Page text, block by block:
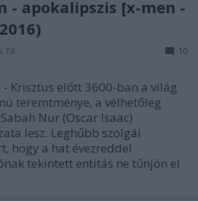
- apokalipszis [x-men -
19. 10
- Krisztus előtt 3600-ban a világ
teremtménye, a vélhetőleg
Nur (Oscar Isaac)
lesz. Leghűbb szolgái
hogy a hat évezreddel
tekintett entitás ne tűnjön el